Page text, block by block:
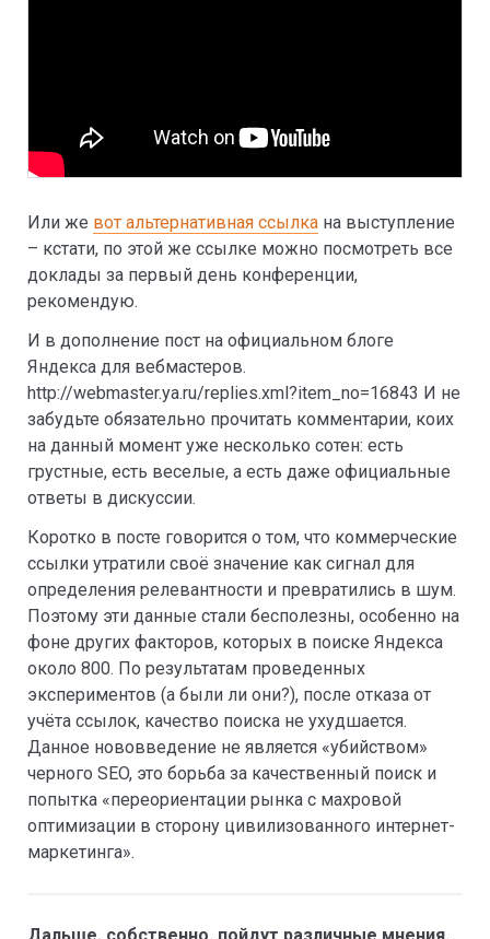
Или же вот альтернативная ссылка на выступление
– кстати, по этой же ссылке можно посмотреть все
доклады за первый день конференции,
рекомендую.
И в дополнение пост на официальном блоге
Яндекса для вебмастеров.
http://webmaster.ya.ru/replies.xml?item_no=16843 И не
забудьте обязательно прочитать комментарии, коих
на данный момент уже несколько сотен: есть
грустные, есть веселые, а есть даже официальные
ответы в дискуссии.
Коротко в посте говорится о том, что коммерческие
ссылки утратили своё значение как сигнал для
определения релевантности и превратились в шум.
Поэтому эти данные стали бесполезны, особенно на
фоне других факторов, которых в поиске Яндекса
около 800. По результатам проведенных
экспериментов (а были ли они?), после отказа от
учёта ссылок, качество поиска не ухудшается.
Данное нововведение не является «убийством»
черного SEO, это борьба за качественный поиск и
попытка «переориентации рынка с махровой
оптимизации в сторону цивилизованного интернет-
маркетинга».